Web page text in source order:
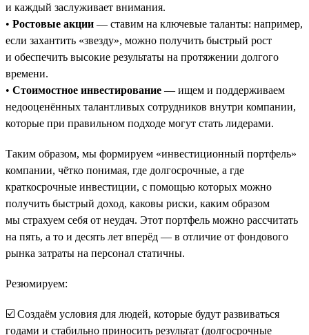
и каждый заслуживает внимания.
• Ростовые акции — ставим на ключевые таланты: например,
если захантить «звезду», можно получить быстрый рост
и обеспечить высокие результаты на протяжении долгого
времени.
• Стоимостное инвестирование — ищем и поддерживаем
недооценённых талантливых сотрудников внутри компании,
которые при правильном подходе могут стать лидерами.
Таким образом, мы формируем «инвестиционный портфель»
компании, чётко понимая, где долгосрочные, а где
краткосрочные инвестиции, с помощью которых можно
получить быстрый доход, каковы риски, каким образом
мы страхуем себя от неудач. Этот портфель можно рассчитать
на пять, а то и десять лет вперёд — в отличие от фондового
рынка затраты на персонал статичны.
Резюмируем:
☑️ Создаём условия для людей, которые будут развиваться
годами и стабильно приносить результат (долгосрочные